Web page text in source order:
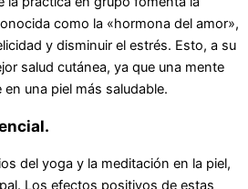
como la «hormona del amor»,
y disminuir el estrés. Esto, a su
salud cutánea, ya que una mente
una piel más saludable.
del yoga y la meditación en la piel,
Los efectos positivos de estas